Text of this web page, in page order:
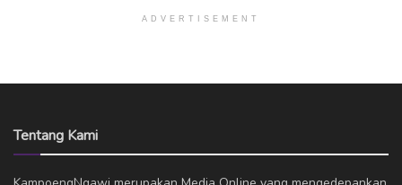
ADVERTISEMENT
Tentang Kami